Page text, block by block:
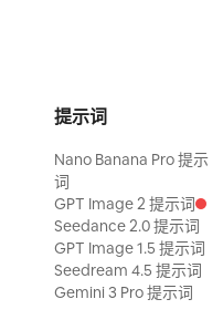
提示词
Nano Banana Pro 提示
词
GPT Image 2 提示词
Seedance 2.0 提示词
GPT Image 1.5 提示词
Seedream 4.5 提示词
Gemini 3 Pro 提示词